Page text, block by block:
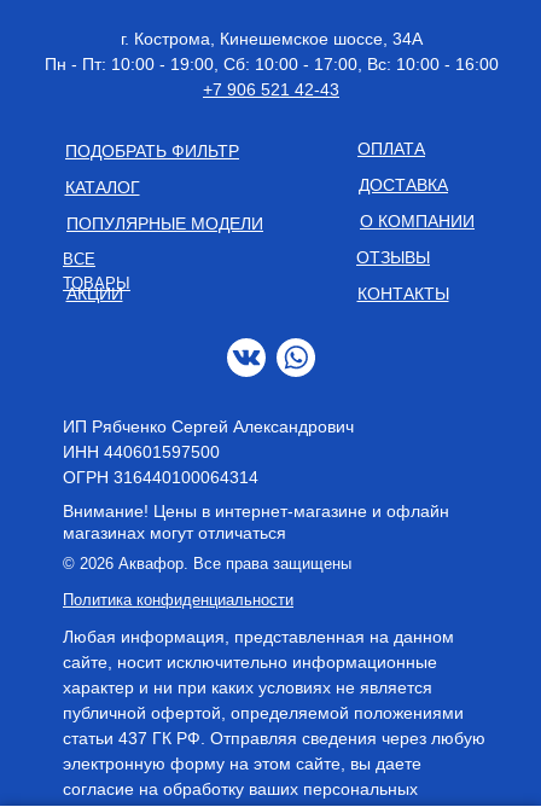
© 2026 Аквафор. Все права защищены
Политика конфиденциальности
Внимание! Цены в интернет-магазине и офлайн
магазинах могут отличаться
г. Кострома, Кинешемское шоссе, 34А
Пн - Пт: 10:00 - 19:00, Сб: 10:00 - 17:00, Вс: 10:00 - 16:00
+7 906 521 42-43
Любая информация, представленная на данном
сайте, носит исключительно информационные
характер и ни при каких условиях не является
публичной офертой, определяемой положениями
статьи 437 ГК РФ. Отправляя сведения через любую
электронную форму на этом сайте, вы даете
согласие на обработку ваших персональных
КАТАЛОГ
О КОМПАНИИ
КОНТАКТЫ
ОПЛАТА
АКЦИИ
ПОПУЛЯРНЫЕ МОДЕЛИ
ДОСТАВКА
ОТЗЫВЫ
ВСЕ
ТОВАРЫ
ПОДОБРАТЬ ФИЛЬТР
ИП Рябченко Сергей Александрович
ИНН 440601597500
OГРН 316440100064314